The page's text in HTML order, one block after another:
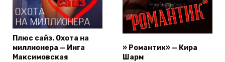
Плюс сайз. Охота на
миллионера — Инга
Максимовская
» Романтик» — Кира
Шарм